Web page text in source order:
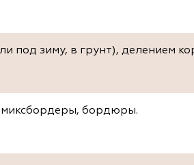
под зиму, в грунт), делением
бордюры.